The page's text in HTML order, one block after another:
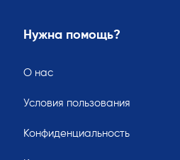
Нужна помощь?
О нас
Условия пользования
Конфиденциальность